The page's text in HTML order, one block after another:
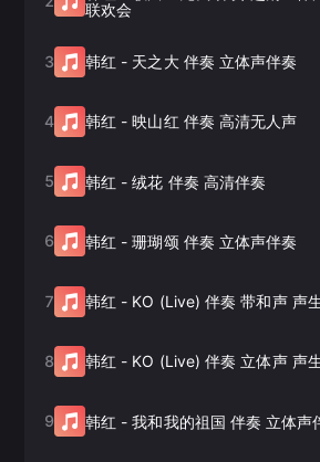
联欢会
3 韩红 - 天之大 伴奏 立体声伴奏
4 韩红 -映山红 伴奏 高清无人声
5 韩红 -绒花 伴奏 高清伴奏
6 韩红 -珊瑚颂 伴奏 立体声伴奏
7 韩红 - KO (Live) 伴奏 带和声 声
8 韩红 - KO (Live) 伴奏 立体声 声
9 韩红 -我和我的祖国 伴奏 立体声